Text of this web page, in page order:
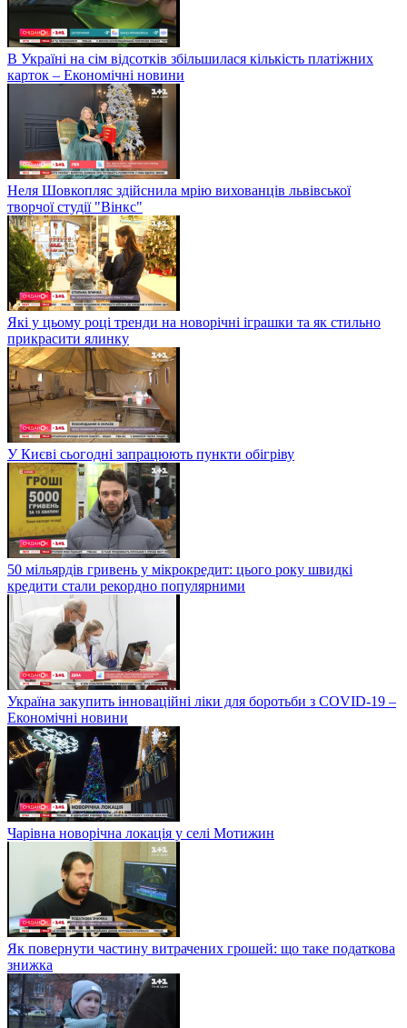
В Україні на сім відсотків збільшилася кількість платіжних
карток – Економічні новини
Неля Шовкопляс здійснила мрію вихованців львівської
творчої студії "Вінкс"
Які у цьому році тренди на новорічні іграшки та як стильно
прикрасити ялинку
У Києві сьогодні запрацюють пункти обігріву
50 мільярдів гривень у мікрокредит: цього року швидкі
кредити стали рекордно популярними
Україна закупить інноваційні ліки для боротьби з COVID-19 –
Економічні новини
Чарівна новорічна локація у селі Мотижин
Як повернути частину витрачених грошей: що таке податкова
знижка